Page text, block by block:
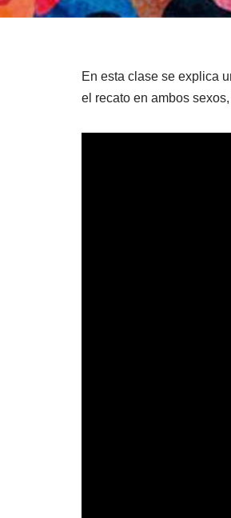
En esta clase se explica
el recato en ambos